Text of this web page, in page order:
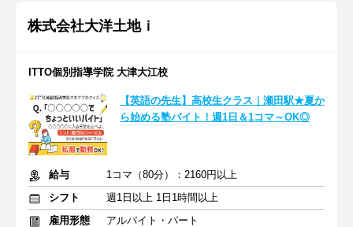
株式会社大洋土地ｉ
ITTO個別指導学院 大津大江校
【英語の先生】高校生クラス｜瀬田駅★夏か
ら始める塾バイト！週1日＆1コマ～OK◎
給与
1コマ（80分）：2160円以上
シフト
週1日以上 1日1時間以上
雇用形態
アルバイト・パート